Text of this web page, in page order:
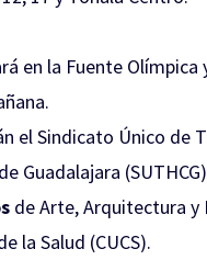
en la Fuente Olímpica
el Sindicato Único de
Guadalajara (SUTHCG)
de Arte, Arquitectura y
la Salud (CUCS).